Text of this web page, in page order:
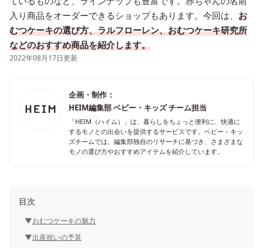
入り商品をオーダーできるショップもあります。今回は、 お
むつケーキの選び方、ラルフローレン、おむつケーキ研究所
などのおすすめ商品を紹介します。
2022年08月17日更新
企画・制作：
HEIM編集部 ベビー・キッズ チーム担当
「HEIM（ハイム）」は、暮らしをちょっと便利に、快適に
するモノとの出会いを提供するサービスです。ベビー・キッ
ズチームでは、編集部独自のリサーチに基づき、さまざまな
モノの選び方やおすすめアイテムを紹介しています。
目次
おむつケーキの魅力
出産祝いの予算